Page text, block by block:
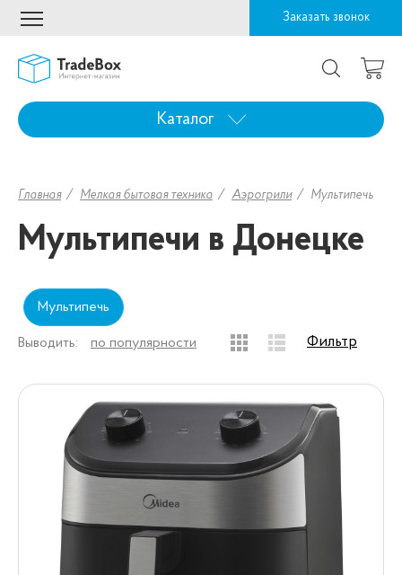
Заказать звонок
Каталог
Главная Мелкая бытовая техника Аэрогрили Мультипечь
Мультипечи в Донецке
Мультипечь
Выводить: по популярности Фильтр